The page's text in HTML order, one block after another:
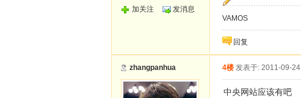
加关注
发消息
VAMOS
回复
zhangpanhua 4楼 发表于: 2011-09-24
中央网站应该有吧